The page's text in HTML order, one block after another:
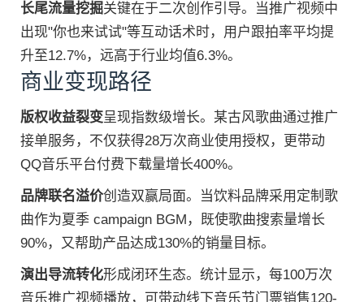
长尾流量挖掘关键在于二次创作引导。当推广视频中
出现"你也来试试"等互动话术时，用户跟拍率平均提
升至12.7%，远高于行业均值6.3%。
商业变现路径
版权收益裂变呈现指数级增长。某古风歌曲通过推广
接单服务，不仅获得28万次商业使用授权，更带动
QQ音乐平台付费下载量增长400%。
品牌联名溢价创造双赢局面。当饮料品牌采用定制歌
曲作为夏季 campaign BGM，既使歌曲搜索量增长
90%，又帮助产品达成130%的销量目标。
演出导流转化形成闭环生态。统计显示，每100万次
音乐推广视频播放，可带动线下音乐节门票销售120-